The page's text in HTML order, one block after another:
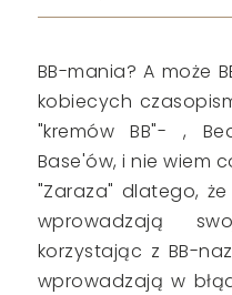
BB-mania? A może
kobiecych
"kremów BB"- ,
Base'ów, i nie wiem
"Zaraza" dlatego,
wprowadzają
korzystając z BB-
wprowadzają w